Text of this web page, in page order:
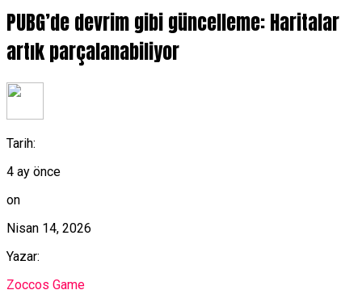
PUBG’de devrim gibi güncelleme: Haritalar
artık parçalanabiliyor
Tarih:
4 ay önce
on
Nisan 14, 2026
Yazar:
Zoccos Game